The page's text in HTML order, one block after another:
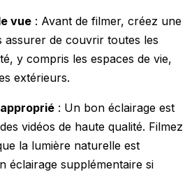
vue : Avant de filmer, créez une
assurer de couvrir toutes les
y compris les espaces de vie,
extérieurs.
: Un bon éclairage est
vidéos de haute qualité. Filmez
la lumière naturelle est
éclairage supplémentaire si